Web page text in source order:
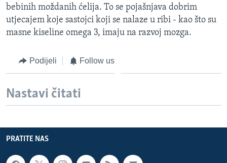
PRATITE NAS
Jezici
bebinih moždanih ćelija. To se pojašnjava dobrim
utjecajem koje sastojci koji se nalaze u ribi - kao što su
masne kiseline omega 3, imaju na razvoj mozga.
Podijeli Follow us
Nastavi čitati
PRATITE NAS